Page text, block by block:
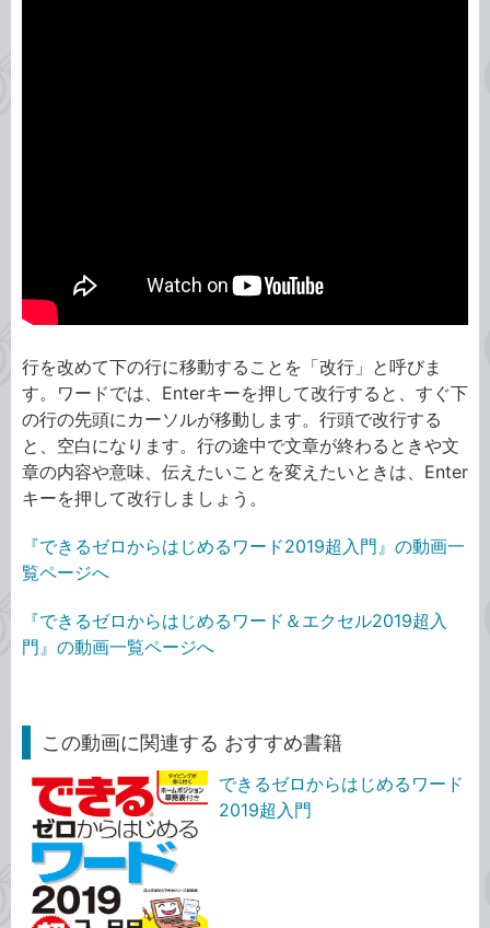
行を改めて下の行に移動することを「改行」と呼びま
す。ワードでは、Enterキーを押して改行すると、すぐ下
の行の先頭にカーソルが移動します。行頭で改行する
と、空白になります。行の途中で文章が終わるときや文
章の内容や意味、伝えたいことを変えたいときは、Enter
キーを押して改行しましょう。
『できるゼロからはじめるワード2019超入門』の動画一
覧ページへ
『できるゼロからはじめるワード＆エクセル2019超入
門』の動画一覧ページへ
この動画に関連する おすすめ書籍
できるゼロからはじめるワード
2019超入門